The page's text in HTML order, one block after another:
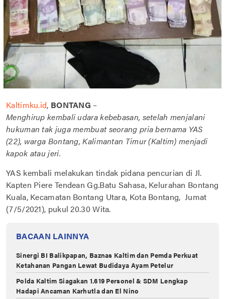
Kaltimku.id, BONTANG –
Menghirup kembali udara kebebasan, setelah menjalani
hukuman tak juga membuat seorang pria bernama YAS
(22), warga Bontang, Kalimantan Timur (Kaltim) menjadi
kapok atau jeri.
YAS kembali melakukan tindak pidana pencurian di Jl.
Kapten Piere Tendean Gg.Batu Sahasa, Kelurahan Bontang
Kuala, Kecamatan Bontang Utara, Kota Bontang, Jumat
(7/5/2021), pukul 20.30 Wita.
BACAAN LAINNYA
Sinergi BI Balikpapan, Baznas Kaltim dan Pemda Perkuat
Ketahanan Pangan Lewat Budidaya Ayam Petelur
Polda Kaltim Siagakan 1.619 Personel & SDM Lengkap
Hadapi Ancaman Karhutla dan El Nino